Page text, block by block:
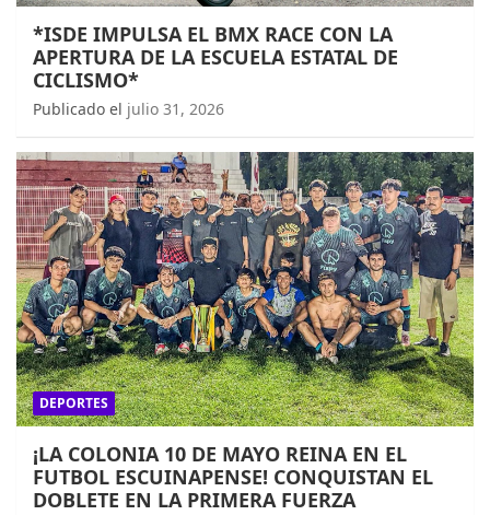
*ISDE IMPULSA EL BMX RACE CON LA
APERTURA DE LA ESCUELA ESTATAL DE
CICLISMO*
Publicado el julio 31, 2026
DEPORTES
¡LA COLONIA 10 DE MAYO REINA EN EL
FUTBOL ESCUINAPENSE! CONQUISTAN EL
DOBLETE EN LA PRIMERA FUERZA